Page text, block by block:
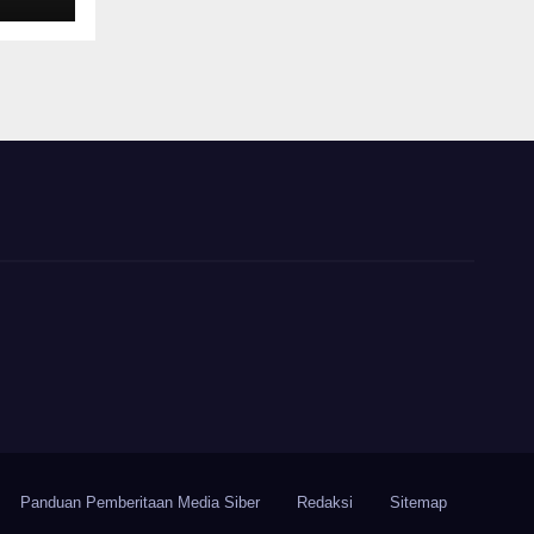
Panduan Pemberitaan Media Siber Redaksi Sitemap